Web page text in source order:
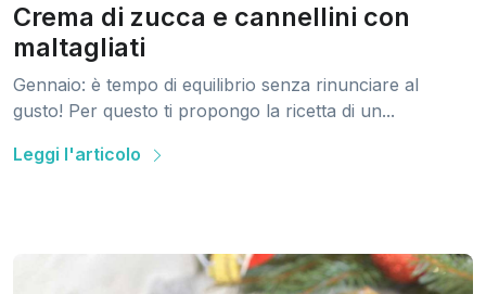
Crema di zucca e cannellini con
maltagliati
Gennaio: è tempo di equilibrio senza rinunciare al
gusto! Per questo ti propongo la ricetta di un...
Leggi l'articolo